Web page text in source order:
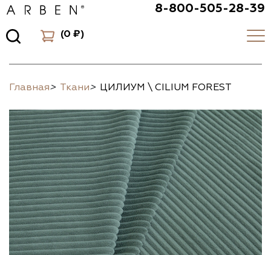
8-800-505-28-39
(0 ₽)
Главная> Ткани> ЦИЛИУМ \ CILIUM FOREST